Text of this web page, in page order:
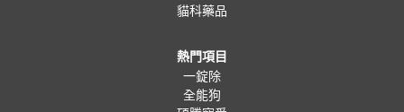
貓科藥品
熱門項目
一錠除
全能狗